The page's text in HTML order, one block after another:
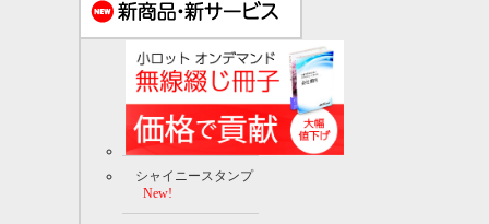
シャイニースタンプ
New!